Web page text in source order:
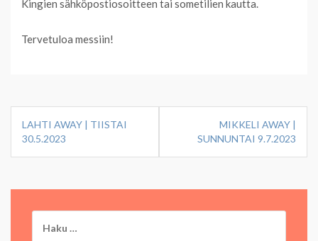
Kingien sähköpostiosoitteen tai sometilien kautta.
Tervetuloa messiin!
Artikkelien
selaus
LAHTI AWAY | TIISTAI
30.5.2023
MIKKELI AWAY |
SUNNUNTAI 9.7.2023